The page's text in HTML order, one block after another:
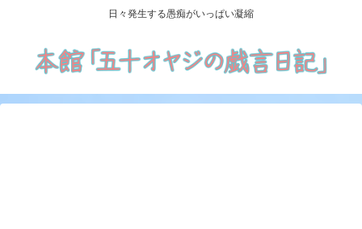
日々発生する愚痴がいっぱい凝縮